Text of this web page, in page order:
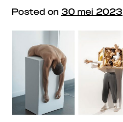
Posted on 30 mei 2023